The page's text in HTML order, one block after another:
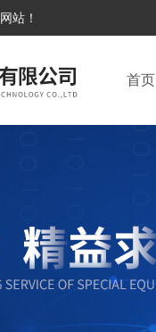
网站！
首页